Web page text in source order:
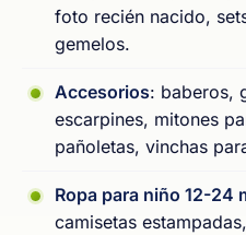
foto recién nacido,
gemelos.
Accesorios: baberos,
escarpines, mitones
pañoletas, vinchas
Ropa para niño 12-24
camisetas